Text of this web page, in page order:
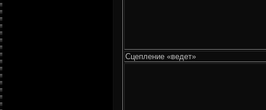
Сцепление «ведет»